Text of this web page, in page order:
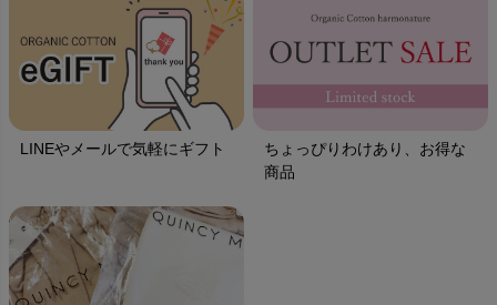
LINEやメールで気軽にギフト
ちょっぴりわけあり、お得な
商品